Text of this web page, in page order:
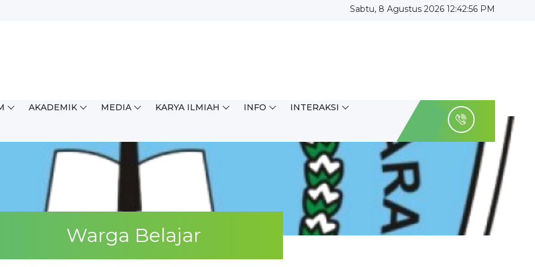
Sabtu, 8 Agustus 2026 12:42:56 PM
AKADEMIK MEDIA KARYA ILMIAH INFO INTERAKSI
Warga Belajar